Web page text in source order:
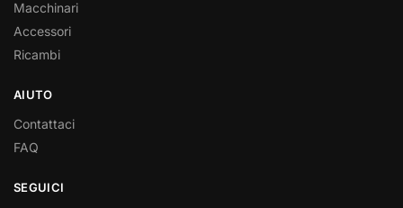
Macchinari
Accessori
Ricambi
AIUTO
Contattaci
FAQ
SEGUICI